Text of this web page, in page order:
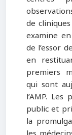
de
examine
de l’essor
en
premiers
qui sont
l’AMP.
public et
la